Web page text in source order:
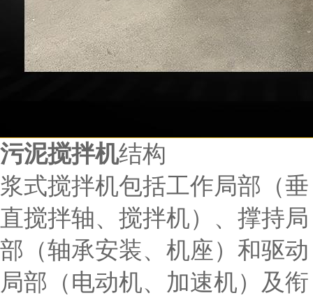
污泥搅拌机结构
浆式搅拌机包括工作局部（垂
直搅拌轴、搅拌机）、撑持局
部（轴承安装、机座）和驱动
局部（电动机、加速机）及衔